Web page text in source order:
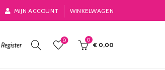
MIJN ACCOUNT WINKELWAGEN
0 0
€ 0,00